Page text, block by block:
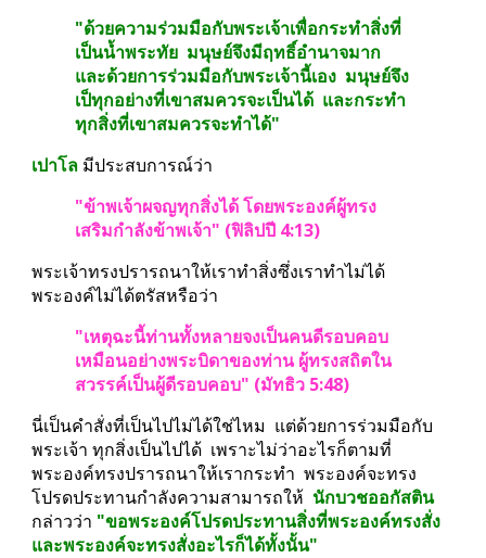
"ด้วยความร่วมมือกับพระเจ้าเพื่อกระทำสิ่งที่
เป็นน้ำพระทัย  มนุษย์จึงมีฤทธิ์อำนาจมาก
และด้วยการร่วมมือกับพระเจ้านี้เอง  มนุษย์จึง
เป็ทุกอย่างที่เขาสมควรจะเป็นได้  และกระทำ
ทุกสิ่งที่เขาสมควรจะทำได้"
เปาโล มีประสบการณ์ว่า
"ข้าพเจ้าผจญทุกสิ่งได้ โดยพระองค์ผู้ทรง
เสริมกำลังข้าพเจ้า" (ฟิลิปปี 4:13)
พระเจ้าทรงปรารถนาให้เราทำสิ่งซึ่งเราทำไม่ได้
พระองค์ไม่ได้ตรัสหรือว่า
"เหตุฉะนี้ท่านทั้งหลายจงเป็นคนดีรอบคอบ
เหมือนอย่างพระบิดาของท่าน ผู้ทรงสถิตใน
สวรรค์เป็นผู้ดีรอบคอบ" (มัทธิว 5:48)
นี่เป็นคำสั่งที่เป็นไปไม่ได้ใช่ไหม  แต่ด้วยการร่วมมือกับ
พระเจ้า ทุกสิ่งเป็นไปได้  เพราะไม่ว่าอะไรก็ตามที่
พระองค์ทรงปรารถนาให้เรากระทำ  พระองค์จะทรง
โปรดประทานกำลังความสามารถให้ นักบวชออกัสติน
กล่าวว่า "ขอพระองค์โปรดประทานสิ่งที่พระองค์ทรงสั่ง
และพระองค์จะทรงสั่งอะไรก็ได้ทั้งนั้น"